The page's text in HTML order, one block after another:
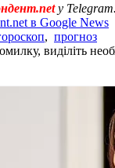
у
в Google News
, прогноз
виділіть